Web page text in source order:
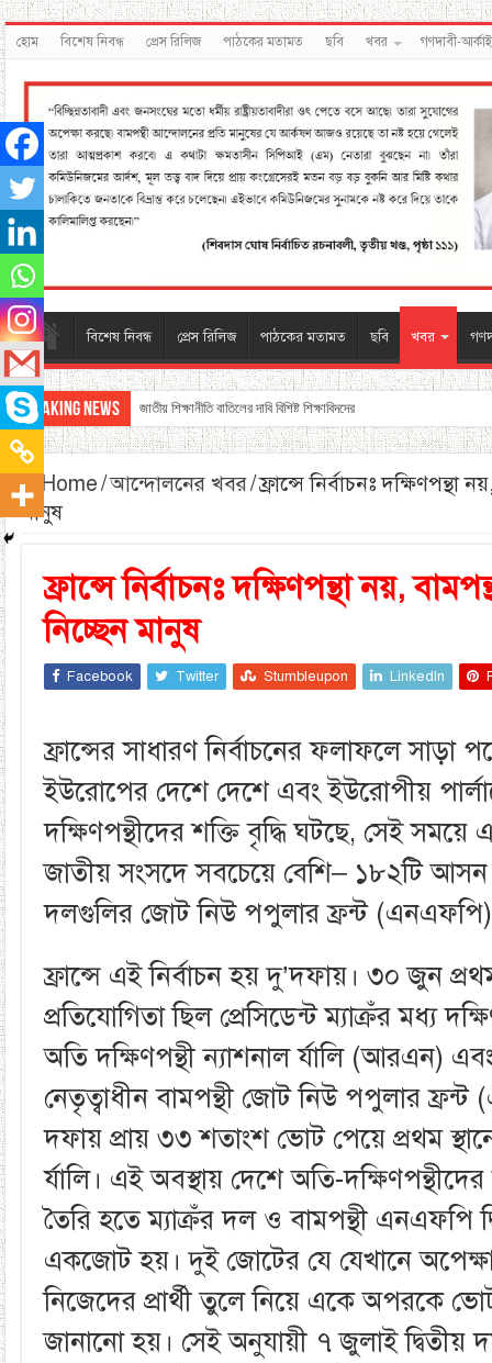
হোম বিশেষ নিবন্ধ প্রেস রিলিজ পাঠকের মতামত ছবি খবর গণদাবী-
বিশেষ নিবন্ধ প্রেস রিলিজ পাঠকের মতামত ছবি খবর
Breaking News জাতীয় শিক্ষানীতি বাতিলের দাবি বিশিষ্ট শিক্ষাবিদদের
Home/আন্দোলনের খবর/ফ্রান্সে নির্বাচনঃ দক্ষিণপন্থা
মানুষ
ফ্রান্সে নির্বাচনঃ দক্ষিণপন্থা নয়,
নিচ্ছেন মানুষ
Facebook Twitter Stumbleupon LinkedIn
ফ্রান্সের সাধারণ নির্বাচনের ফলাফলে সাড়া
ইউরোপের দেশে দেশে এবং ইউরোপীয়
দক্ষিণপন্থীদের শক্তি বৃদ্ধি ঘটছে, সেই সময়ে
জাতীয় সংসদে সবচেয়ে বেশি– ১৮২টি আসন
দলগুলির জোট নিউ পপুলার ফ্রন্ট
ফ্রান্সে এই নির্বাচন হয় দু’দফায়। ৩০ জুন
প্রতিযোগিতা ছিল প্রেসিডেন্ট ম্যাক্রঁর মধ্য
অতি দক্ষিণপন্থী ন্যাশনাল র্যালি (আরএন)
নেতৃত্বাধীন বামপন্থী জোট নিউ পপুলার
দফায় প্রায় ৩৩ শতাংশ ভোট পেয়ে প্রথম
র্যালি। এই অবস্থায় দেশে অতি-
তৈরি হতে ম্যাক্রঁর দল ও বামপন্থী এনএফপি
একজোট হয়। দুই জোটের যে যেখানে
নিজেদের প্রার্থী তুলে নিয়ে একে অপরকে
জানানো হয়। সেই অনুযায়ী ৭ জুলাই দ্বিতীয়